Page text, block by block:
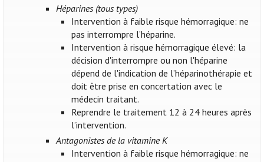
Héparines (tous types)
Intervention à faible risque hémorragique: ne
pas interrompre l’héparine.
Intervention à risque hémorragique élevé: la
décision d'interrompre ou non l'héparine
dépend de l'indication de l’héparinothérapie et
doit être prise en concertation avec le
médecin traitant.
Reprendre le traitement 12 à 24 heures après
l’intervention.
Antagonistes de la vitamine K
Intervention à faible risque hémorragique: ne